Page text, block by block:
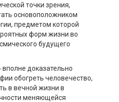
точки зрения,
основоположником
предметом которой
форм жизни во
будущего
доказательно
обогреть человечество,
в вечной жизни в
меняющейся